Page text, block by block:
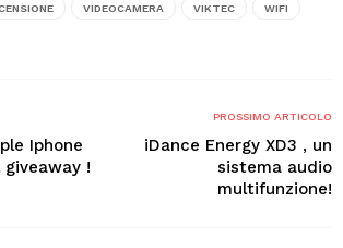
VIDEOCAMERA VIKTEC WIFI
Iphone
!
PROSSIMO ARTICOLO
iDance Energy XD3 , un
sistema audio
multifunzione!